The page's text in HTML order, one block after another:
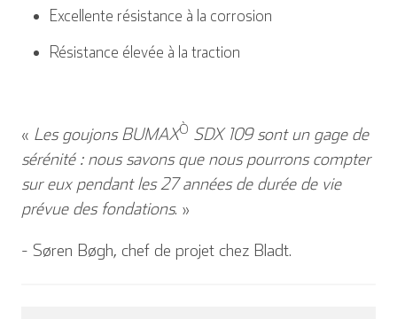
Excellente résistance à la corrosion
Résistance élevée à la traction
« Les goujons BUMAXÒ SDX 109 sont un gage de
sérénité : nous savons que nous pourrons compter
sur eux pendant les 27 années de durée de vie
prévue des fondations. »
- Søren Bøgh, chef de projet chez Bladt.